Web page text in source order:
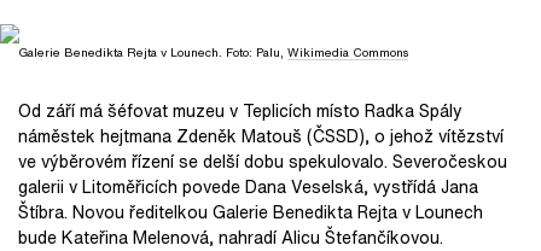
Galerie Benedikta Rejta v Lounech. Foto: Palu, Wikimedia Commons
Od září má šéfovat muzeu v Teplicích místo Radka Spály
náměstek hejtmana Zdeněk Matouš (ČSSD), o jehož vítězství
ve výběrovém řízení se delší dobu spekulovalo. Severočeskou
galerii v Litoměřicích povede Dana Veselská, vystřídá Jana
Štíbra. Novou ředitelkou Galerie Benedikta Rejta v Lounech
bude Kateřina Melenová, nahradí Alicu Štefančíkovou.